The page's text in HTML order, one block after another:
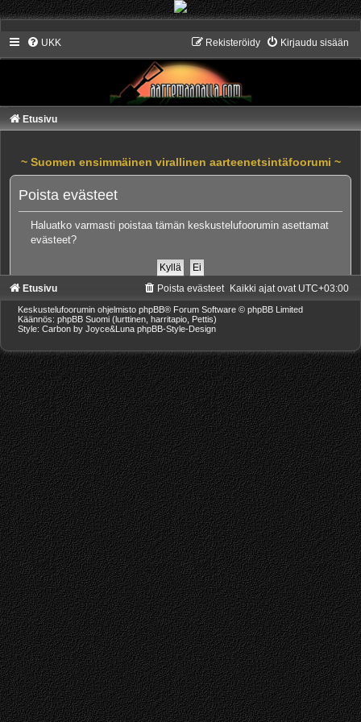
UKK Kirjaudu sisään
Rekisteröidy
Etusivu
~ Suomen ensimmäinen virallinen aarteenetsintäfoorumi ~
Poista evästeet
Haluatko varmasti poistaa tämän keskustelufoorumin asettamat
evästeet?
Etusivu Kaikki ajat ovat UTC+03:00
Poista evästeet
Keskustelufoorumin ohjelmisto phpBB® Forum Software © phpBB Limited
Käännös: phpBB Suomi (lurttinen, harritapio, Pettis)
Style: Carbon by Joyce&Luna phpBB-Style-Design